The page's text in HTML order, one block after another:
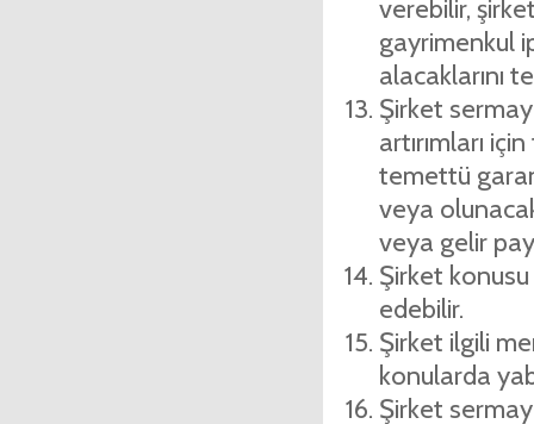
verebilir,
gayrimenkul
alacaklarını
Şirket
artırımları
temettü
veya
veya gelir
Şirket
edebilir.
Şirket ilgili
konularda
Şirket